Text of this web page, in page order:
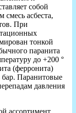
собой
асбеста,
При
тонкой
паранита
до +200 °
(ферронита)
Паранитовые
давления
ассортимент